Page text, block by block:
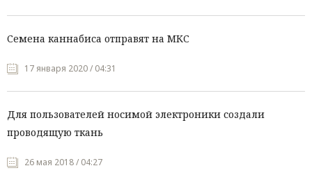
Семена каннабиса отправят на МКС
17 января 2020 / 04:31
Для пользователей носимой электроники создали
проводящую ткань
26 мая 2018 / 04:27